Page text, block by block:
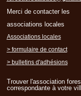
Merci de contacter les
associations locales
Associations locales
> formulaire de contact
> bulletins d'adhésions
Trouver l'association
correspondante à votre